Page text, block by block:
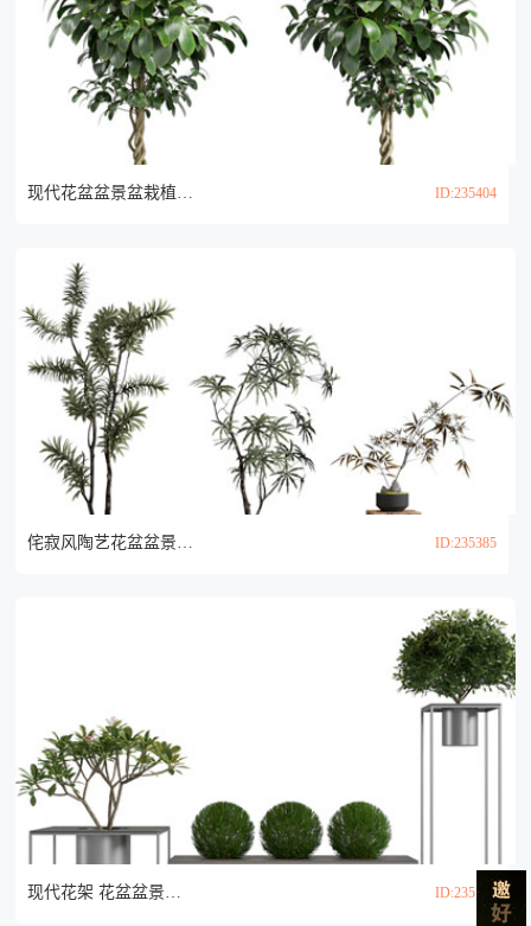
现代花盆盆景盆栽植物3d模型 ID:235404
侘寂风陶艺花盆盆景盆栽植物3d模型 ID:235385
现代花架 花盆盆景盆栽植物3d模型 ID:235195